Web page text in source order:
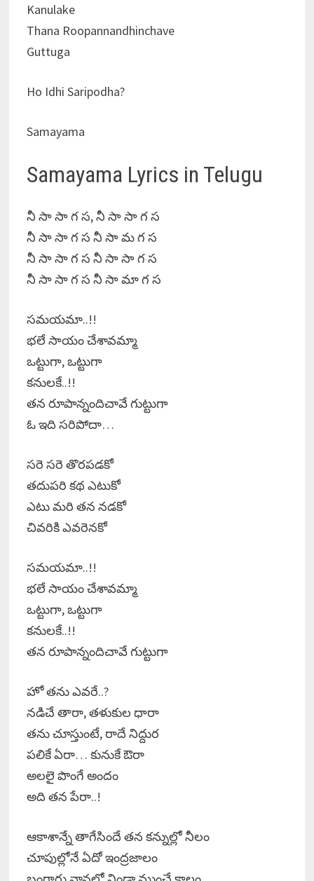
Kanulake
Thana Roopannandhinchave
Guttuga
Ho Idhi Saripodha?
Samayama
Samayama Lyrics in Telugu
నీ సా సా గ స, నీ సా సా గ స
నీ సా సా గ స నీ సా మ గ స
నీ సా సా గ స నీ సా సా గ స
నీ సా సా గ స నీ సా మా గ స
సమయమా..!!
భలే సాయం చేశావమ్మా
ఒట్టుగా, ఒట్టుగా
కనులకే..!!
తన రూపాన్నందిచావే గుట్టుగా
ఓ ఇది సరిపోదా…
సరె సరె తొరపడకో
తదుపరి కథ ఎటుకో
ఎటు మరి తన నడకో
చివరికి ఎవరెనకో
సమయమా..!!
భలే సాయం చేశావమ్మా
ఒట్టుగా, ఒట్టుగా
కనులకే..!!
తన రూపాన్నందిచావే గుట్టుగా
హో తను ఎవరే..?
నడిచే తారా, తళుకుల ధారా
తను చూస్తుంటే, రాదే నిద్దుర
పలికే ఏరా… కునుకే ఔరా
అలలై పొంగే అందం
అది తన పేరా..!
ఆకాశాన్నే తాగేసిందే తన కన్నుల్లో నీలం
చూపుల్లోనే ఏదో ఇంద్రజాలం